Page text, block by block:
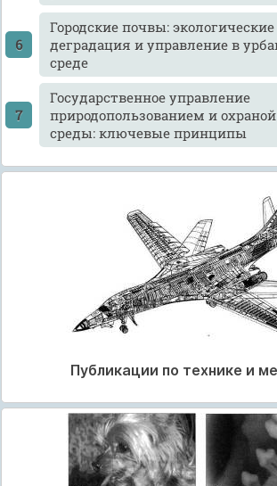
Городские почвы:
деградация и управление в
среде
Государственное управление
природопользованием и
среды: ключевые принципы
Публикации по технике и